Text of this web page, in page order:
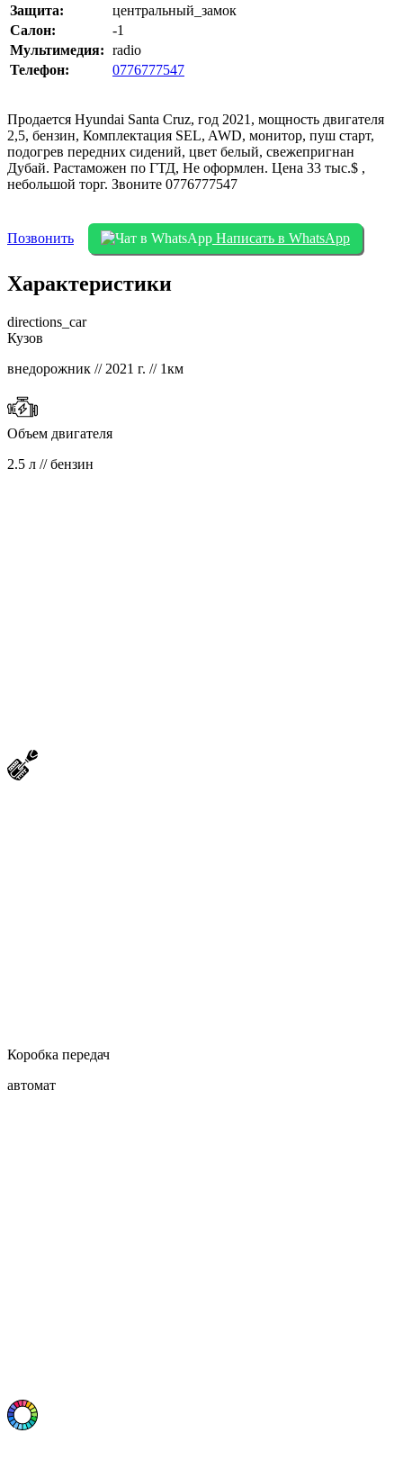
Защита:
центральный_замок
Салон:
-1
Мультимедия: radio
Телефон:
0776777547
Продается Hyundai Santa Cruz, год 2021, мощность двигателя
2,5, бензин, Комплектация SEL, AWD, монитор, пуш старт,
подогрев передних сидений, цвет белый, свежепригнан
Дубай. Растаможен по ГТД, Не оформлен. Цена 33 тыс.$ ,
небольшой торг. Звоните 0776777547
Позвонить Написать в WhatsApp
Характеристики
directions_car
Кузов
внедорожник // 2021 г. // 1км
Объем двигателя
2.5 л // бензин
Коробка передач
автомат